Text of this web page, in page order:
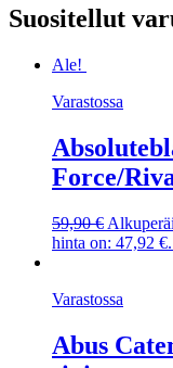
Suositellut
Ale!
Varastossa
Force/
59,90€
hinta on: 47,92 €.
Varastossa
Abus